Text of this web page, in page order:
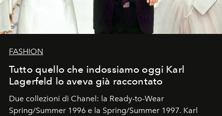
FASHION
Tutto quello che indossiamo oggi Karl
Lagerfeld lo aveva già raccontato
Due collezioni di Chanel: la Ready-to-Wear
Spring/Summer 1996 e la Spring/Summer 1997. Karl